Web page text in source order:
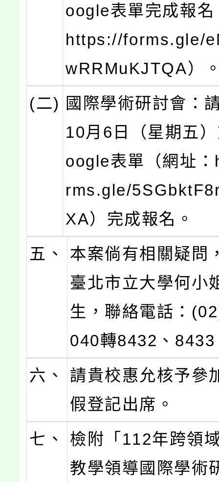
oogle表單完成報名
https://forms.gle/
wRRMuKJTQA）
(二) 國際學術研討會：
10月6日（星期五
oogle表單（網址
rms.gle/
XA）完成報名。
五、
本案倘有相關疑問
臺北市立大學何小
生，聯絡電話：
040轉8432、8433
六、
請貴校惠允核予參
假登記出席。
七、
檢附「112年跨領
教學領導國際學術